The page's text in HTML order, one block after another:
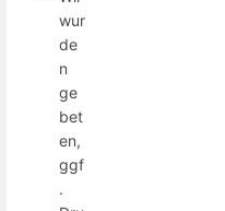
wur
de
n
ge
bet
en,
ggf
.